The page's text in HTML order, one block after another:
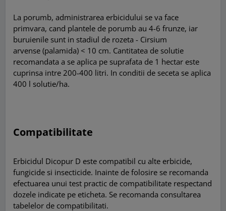
La porumb, administrarea erbicidului se va face
primvara, cand plantele de porumb au 4-6 frunze, iar
buruienile sunt in stadiul de rozeta - Cirsium
arvense (palamida) < 10 cm. Cantitatea de solutie
recomandata a se aplica pe suprafata de 1 hectar este
cuprinsa intre 200-400 litri. In conditii de seceta se aplica
400 l solutie/ha.
Compatibilitate
Erbicidul Dicopur D este compatibil cu alte erbicide,
fungicide si insecticide. Inainte de folosire se recomanda
efectuarea unui test practic de compatibilitate respectand
dozele indicate pe eticheta. Se recomanda consultarea
tabelelor de compatibilitati.